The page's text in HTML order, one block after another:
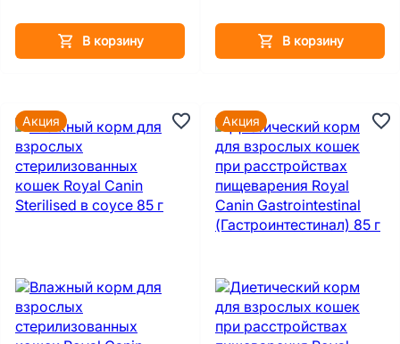
В корзину В корзину
Акция Акция